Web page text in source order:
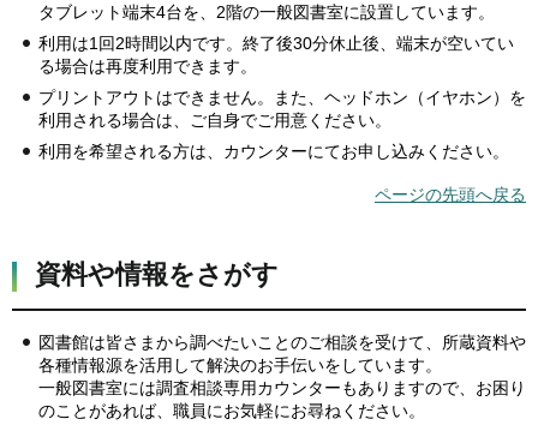
タブレット端末4台を、2階の一般図書室に設置しています。
利用は1回2時間以内です。終了後30分休止後、端末が空いてい
る場合は再度利用できます。
プリントアウトはできません。また、ヘッドホン（イヤホン）を
利用される場合は、ご自身でご用意ください。
利用を希望される方は、カウンターにてお申し込みください。
ページの先頭へ戻る
資料や情報をさがす
図書館は皆さまから調べたいことのご相談を受けて、所蔵資料や
各種情報源を活用して解決のお手伝いをしています。
一般図書室には調査相談専用カウンターもありますので、お困り
のことがあれば、職員にお気軽にお尋ねください。